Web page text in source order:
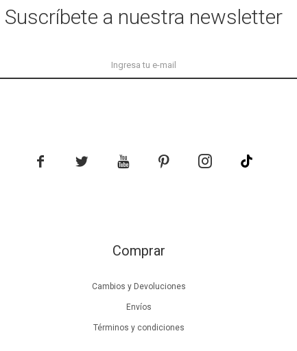
Comprar
Cambios y Devoluciones
Envíos
Términos y condiciones
Suscríbete a nuestra newsletter
    